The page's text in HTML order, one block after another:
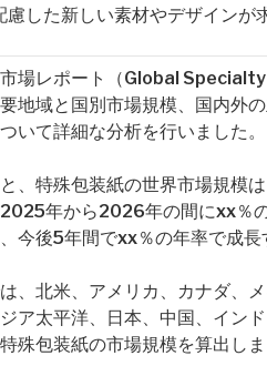
した新しい素材やデザインが
場レポート（Global
地域と国別市場規模、国内外
いて詳細な分析を行いました。
、特殊包装紙の世界市場規
年から2026年の間にxx％
今後5年間でxx％の年率で成長
、北米、アメリカ、カナダ、
ア太平洋、日本、中国、イン
殊包装紙の市場規模を算出しま